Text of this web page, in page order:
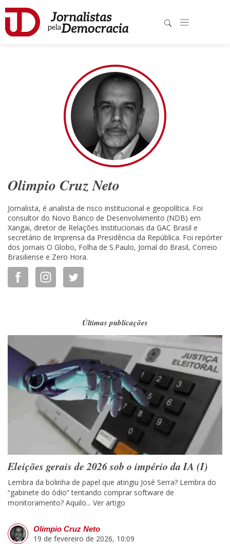
Olimpio Cruz Neto
Jornalista, é analista de risco institucional e geopolítica. Foi
consultor do Novo Banco de Desenvolvimento (NDB) em
Xangai, diretor de Relações Institucionais da GAC Brasil e
secretário de Imprensa da Presidência da República. Foi repórter
dos jornais O Globo, Folha de S.Paulo, Jornal do Brasil, Correio
Brasiliense e Zero Hora.
Últimas publicações
Eleições gerais de 2026 sob o império da IA (I)
Lembra da bolinha de papel que atingiu José Serra? Lembra do
“gabinete do ódio” tentando comprar software de
monitoramento? Aquilo... Ver artigo
Olimpio Cruz Neto
19 de fevereiro de 2026, 10:09